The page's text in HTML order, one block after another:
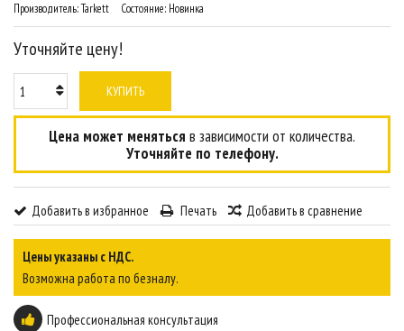
Производитель:Tarkett Состояние: Новинка
Уточняйте цену!
КУПИТЬ
Цена может меняться в зависимости от количества.
Уточняйте по телефону.
Добавить в избранное Печать Добавить в сравнение
Цены указаны с НДС.
Возможна работа по безналу.
Профессиональная консультация